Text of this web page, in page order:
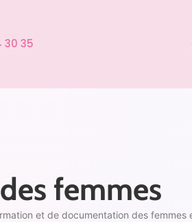
30 35
femmes
et de documentation des femmes